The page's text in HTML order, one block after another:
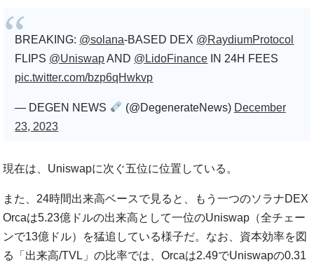
BREAKING: @solana-BASED DEX @RaydiumProtocol
FLIPS @UniswapAND @LidoFinance IN 24H FEES
pic.twitter.com/bzp6qHwkvp
— DEGEN NEWS (@DegenerateNews) December
23, 2023
現在は、Uniswapに次ぐ五位に位置している。
また、24時間出来高ベースで見ると、もう一つのソラナDEX
Orcaは5.23億ドルの出来高として一位のUniswap（全チェー
ンで13億ドル）を猛追している様子だ。なお、資本効率を図
る「出来高/TVL」の比率では、Orcaは2.49でUniswapの0.31